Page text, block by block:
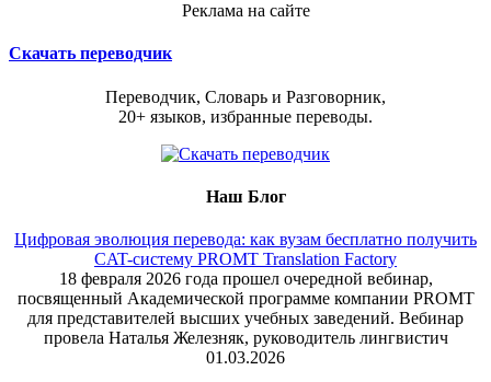
Реклама на сайте
Скачать переводчик
Переводчик, Словарь и Разговорник,
20+ языков, избранные переводы.
Наш Блог
Цифровая эволюция перевода: как вузам бесплатно получить
CAT-систему PROMT Translation Factory
18 февраля 2026 года прошел очередной вебинар,
посвященный Академической программе компании PROMT
для представителей высших учебных заведений. Вебинар
провела Наталья Железняк, руководитель лингвистич
01.03.2026